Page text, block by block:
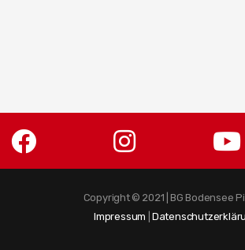
Copyright © 2021 | BG Bodensee
Impressum